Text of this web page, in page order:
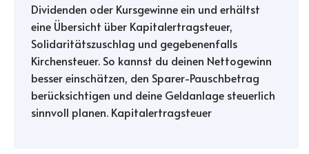
Dividenden oder Kursgewinne ein und erhältst
eine Übersicht über Kapitalertragsteuer,
Solidaritätszuschlag und gegebenenfalls
Kirchensteuer. So kannst du deinen Nettogewinn
besser einschätzen, den Sparer-Pauschbetrag
berücksichtigen und deine Geldanlage steuerlich
sinnvoll planen. Kapitalertragsteuer